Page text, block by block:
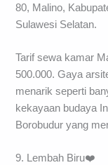
80, Malino,
Sulawesi Selatan.
Tarif sewa kamar
500.000. Gaya
menarik seperti
kekayaan budaya
Borobudur yang
9. Lembah Biru❤️